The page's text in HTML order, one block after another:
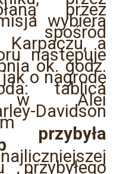
przez
wybiera
Karpaczu, a
następuje
ok. godz.
o nagrodę
tablica
w Alei
Davidson
przybyła
przybyłego